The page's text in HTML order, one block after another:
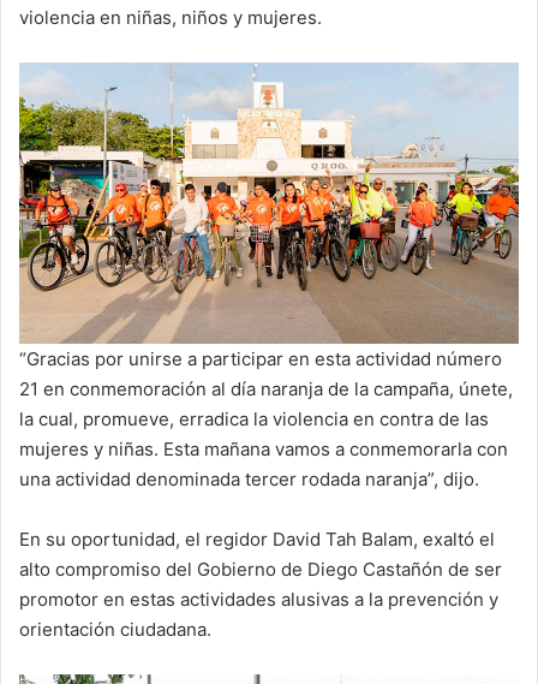
violencia en niñas, niños y mujeres.
“Gracias por unirse a participar en esta actividad número
21 en conmemoración al día naranja de la campaña, únete,
la cual, promueve, erradica la violencia en contra de las
mujeres y niñas. Esta mañana vamos a conmemorarla con
una actividad denominada tercer rodada naranja”, dijo.
En su oportunidad, el regidor David Tah Balam, exaltó el
alto compromiso del Gobierno de Diego Castañón de ser
promotor en estas actividades alusivas a la prevención y
orientación ciudadana.